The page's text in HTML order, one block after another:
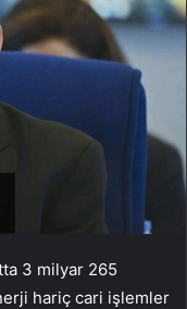
3 milyar 265
hariç cari işlemler